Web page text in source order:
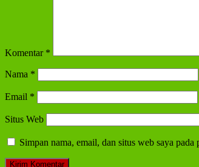
Komentar *
Nama *
Email *
Situs Web
Simpan nama, email, dan situs web saya